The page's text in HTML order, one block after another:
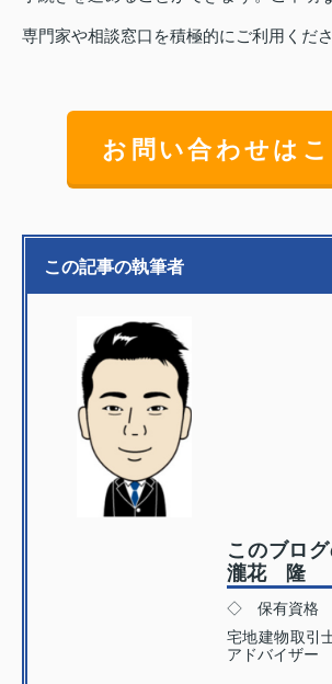
専門家や相談窓口を積極的にご利用くださ
お問い合わせはこ
この記事の執筆者
このブロ
瀧花 隆
◇ 保有資格
宅地建物取引
アドバイザー